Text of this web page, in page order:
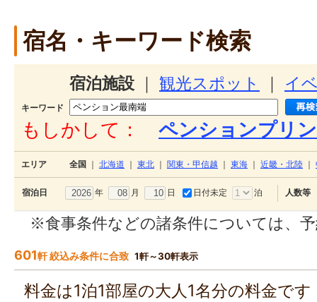
宿名・キーワード検索
宿泊施設 観光スポット イ
キーワード
もしかして： ペンションプリ
エリア 全国 北海道 東北 関東・甲信越 東海 近畿・北陸
宿泊日 年 月 日 日付未定 泊 人数等
※食事条件などの諸条件については、
601軒 絞込み条件に合致 1軒～30軒表示
料金は1泊1部屋の大人1名分の料金で